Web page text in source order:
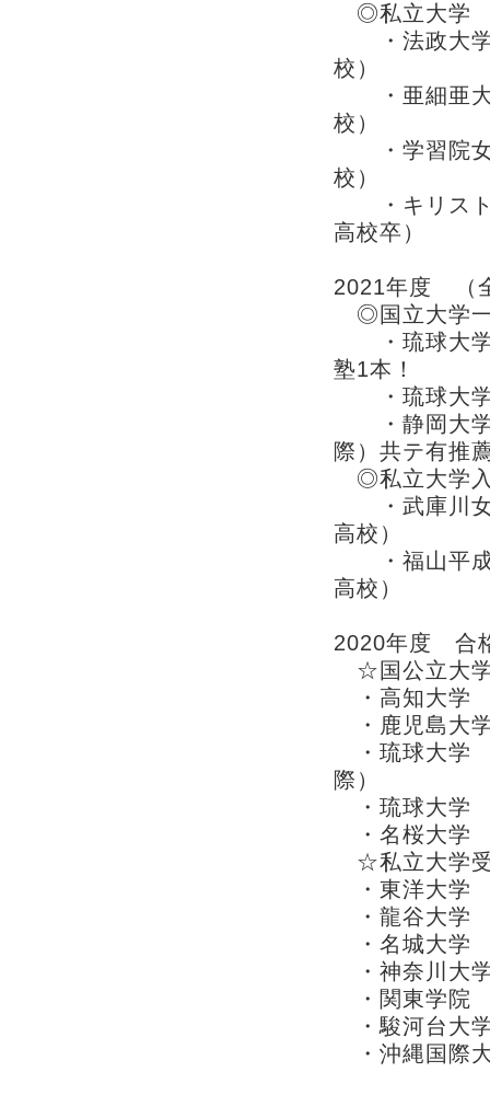
◎私立大学
・法政大学
校）
・亜細亜
校）
・学習院女
校）
・キリスト
高校卒）
2021年度 （
◎国立大学
・琉球大学
塾1本！
・琉球大学
・静岡大学
際）共テ有推
◎私立大学
・武庫川女
高校）
・福山平
高校）
2020年度 合
☆国公立大
・高知大学
・鹿児島大
・琉球大学
際）
・琉球大学
・名桜大
☆私立大学
・東洋大学
・龍谷大学
・名城大学
・神奈川大
・関東学院
・駿河台大
・沖縄国際